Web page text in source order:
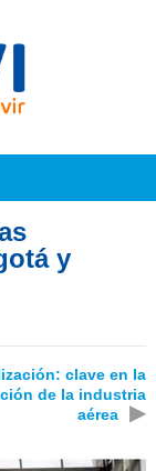
y
clave en la
de la industria
aérea
▶